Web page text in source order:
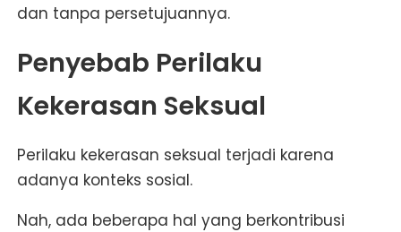
dan tanpa persetujuannya.
Penyebab Perilaku
Kekerasan Seksual
Perilaku kekerasan seksual terjadi karena
adanya konteks sosial.
Nah, ada beberapa hal yang berkontribusi